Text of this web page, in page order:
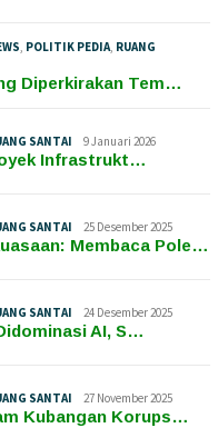
, POLITIK PEDIA, RUANG
Diperkirakan Tem…
SANTAI 9 Januari 2026
Infrastrukt…
SANTAI 25 Desember 2025
Membaca Pole…
SANTAI 24 Desember 2025
AI, S…
SANTAI 27 November 2025
Kubangan Korups…